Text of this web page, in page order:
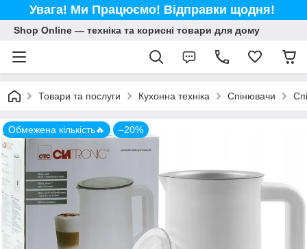
Увага! Ми Працюємо! Відправки щодня!
Shop Online — техніка та корисні товари для дому
Товари та послуги Кухонна техніка Спінювачи
Обмежена кількість🔥 –20%